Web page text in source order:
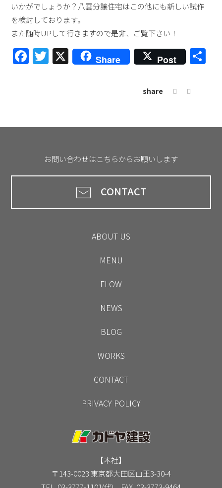
いかがでしょうか？八雲分譲住宅はこの他にも新しい試作
を検討しております。
また随時UPして行きますので是非、ご覧下さい！
Facebook
Twitter
X Share Post
share
お問い合わせはこちらからお願いします
CONTACT
ABOUT US
MENU
FLOW
NEWS
BLOG
WORKS
CONTACT
PRIVACY POLICY
【本社】
〒143-0023 東京都大田区山王3-30-4